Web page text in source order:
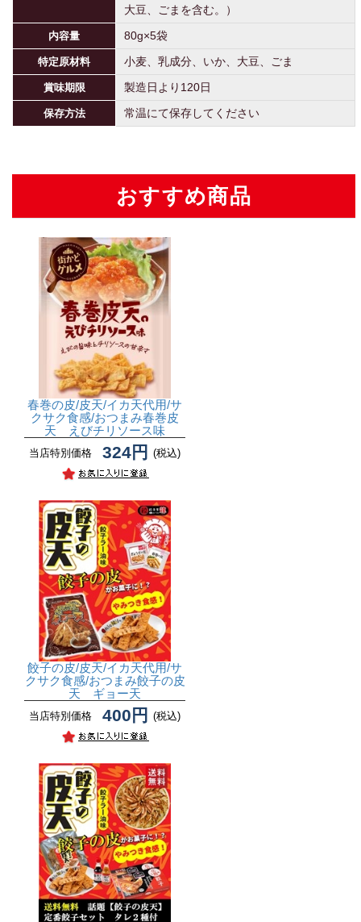
大豆、ごまを含む。）
内容量 80g×5袋
特定原材料 小麦、乳成分、いか、大豆、ごま
賞味期限 製造日より120日
保存方法 常温にて保存してください
おすすめ商品
春巻の皮/皮天/イカ天代用/サ
クサク食感/おつまみ春巻皮
天 えびチリソース味
当店特別価格 324円 (税込)
餃子の皮/皮天/イカ天代用/サ
クサク食感/おつまみ餃子の皮
天 ギョー天
当店特別価格 400円 (税込)